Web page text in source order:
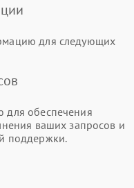
для следующих
обеспечения
ваших запросов и
поддержки.